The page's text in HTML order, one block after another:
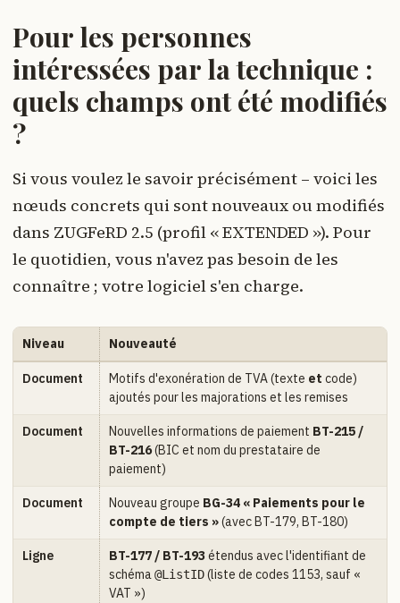
Pour les personnes
intéressées par la technique :
quels champs ont été modifiés
?
Si vous voulez le savoir précisément – voici les
nœuds concrets qui sont nouveaux ou modifiés
dans ZUGFeRD 2.5 (profil « EXTENDED »). Pour
le quotidien, vous n'avez pas besoin de les
connaître ; votre logiciel s'en charge.
Niveau Nouveauté
Document Motifs d'exonération de TVA (texte et code)
ajoutés pour les majorations et les remises
Document Nouvelles informations de paiement BT-215 /
BT-216(BIC et nom du prestataire de
paiement)
Document Nouveau groupe BG-34 « Paiements pour le
compte de tiers »(avec BT-179, BT-180)
Ligne BT-177 / BT-193 étendus avec l'identifiant de
schéma@ListID(liste de codes 1153, sauf «
VAT »)